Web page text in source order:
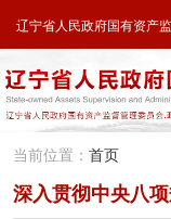
辽宁省人民政府
辽宁省人民政府国有资产
当前位置： 首页
深入贯彻中央八